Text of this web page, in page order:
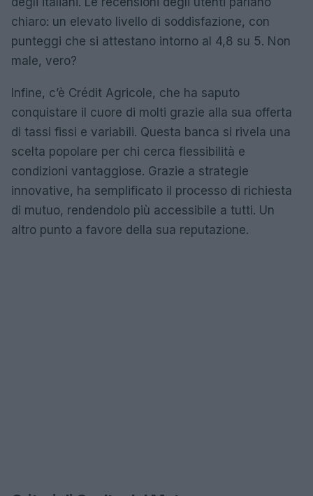
chiaro: un elevato livello di soddisfazione, con
punteggi che si attestano intorno al 4,8 su 5. Non
male, vero?
Infine, c’è Crédit Agricole, che ha saputo
conquistare il cuore di molti grazie alla sua offerta
di tassi fissi e variabili. Questa banca si rivela una
scelta popolare per chi cerca flessibilità e
condizioni vantaggiose. Grazie a strategie
innovative, ha semplificato il processo di richiesta
di mutuo, rendendolo più accessibile a tutti. Un
altro punto a favore della sua reputazione.